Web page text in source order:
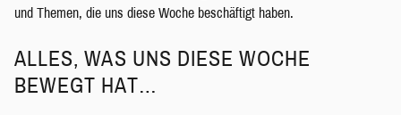
und Themen, die uns diese Woche beschäftigt haben.
ALLES, WAS UNS DIESE WOCHE
BEWEGT HAT…